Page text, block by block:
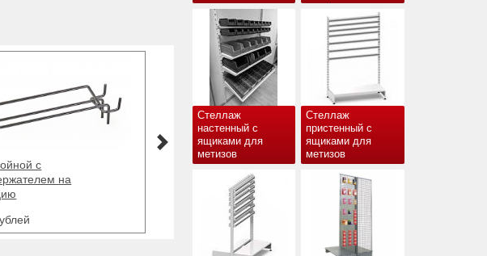
Стеллаж
настенный с
ящиками для
метизов
Стеллаж
пристенный с
ящиками для
метизов